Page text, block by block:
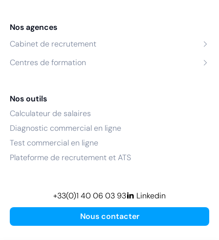
Nos agences
Cabinet de recrutement
Centres de formation
Nos outils
Calculateur de salaires
Diagnostic commercial en ligne
Test commercial en ligne
Plateforme de recrutement et ATS
Nous contacter
+33(0)1 40 06 03 93 Linkedin